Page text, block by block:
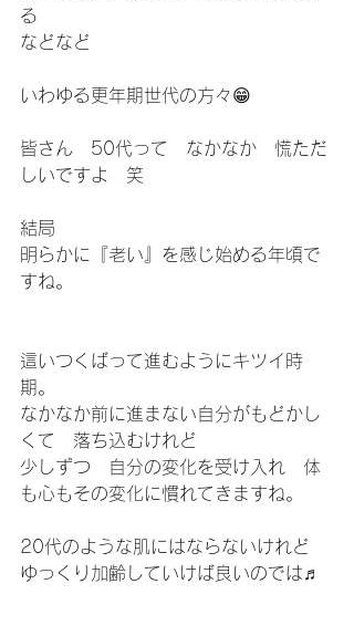
る
などなど
いわゆる更年期世代の方々😁
皆さん　50代って　なかなか　慌ただ
しいですよ　笑
結局
明らかに『老い』を感じ始める年頃で
すね。
這いつくばって進むようにキツイ時
期。
なかなか前に進まない自分がもどかし
くて　落ち込むけれど
少しずつ　自分の変化を受け入れ　体
も心もその変化に慣れてきますね。
20代のような肌にはならないけれど
ゆっくり加齢していけば良いのでは♬